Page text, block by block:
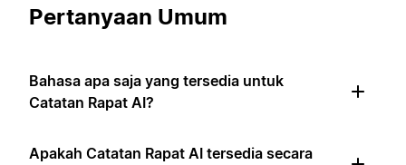
Pertanyaan Umum
Bahasa apa saja yang tersedia untuk
Catatan Rapat AI?
Apakah Catatan Rapat AI tersedia secara